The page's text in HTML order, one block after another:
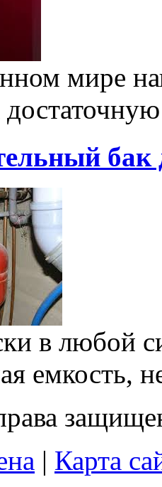
мире
бак
в любой
емкость,
| Карта